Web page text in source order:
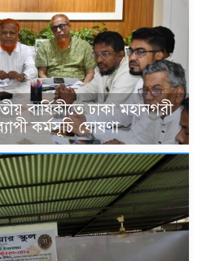
বার্ষিকীতে ঢাকা মহানগরী
কর্মসূচি ঘোষণা